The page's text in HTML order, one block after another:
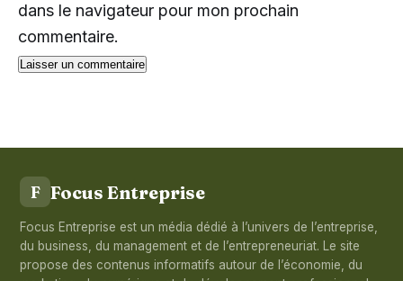
dans le navigateur pour mon prochain
commentaire.
F Focus Entreprise
Focus Entreprise est un média dédié à l’univers de l’entreprise,
du business, du management et de l’entrepreneuriat. Le site
propose des contenus informatifs autour de l’économie, du